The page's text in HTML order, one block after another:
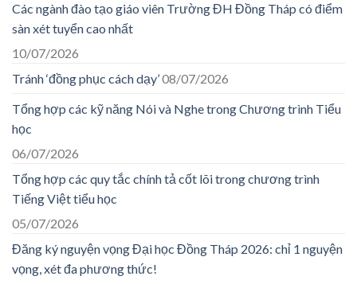
Các ngành đào tạo giáo viên Trường ĐH Đồng Tháp có điểm
sàn xét tuyển cao nhất
10/07/2026
Tránh ‘đồng phục cách dạy’08/07/2026
Tổng hợp các kỹ năng Nói và Nghe trong Chương trình Tiểu
học
06/07/2026
Tổng hợp các quy tắc chính tả cốt lõi trong chương trình
Tiếng Việt tiểu học
05/07/2026
Đăng ký nguyện vọng Đại học Đồng Tháp 2026: chỉ 1 nguyện
vọng, xét đa phương thức!